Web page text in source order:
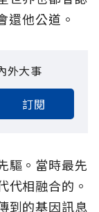
還他公道。
外大事
訂閱
驅。當時最先
代相融合的。
到的基因訊息